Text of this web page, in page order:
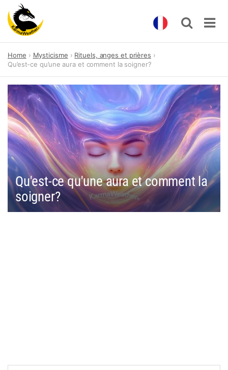
content
Home Mysticisme
Rituels, anges et prières
Qu’est-ce qu’une aura et comment la soigner?
Qu'est-ce qu'une aura et comment la
soigner?